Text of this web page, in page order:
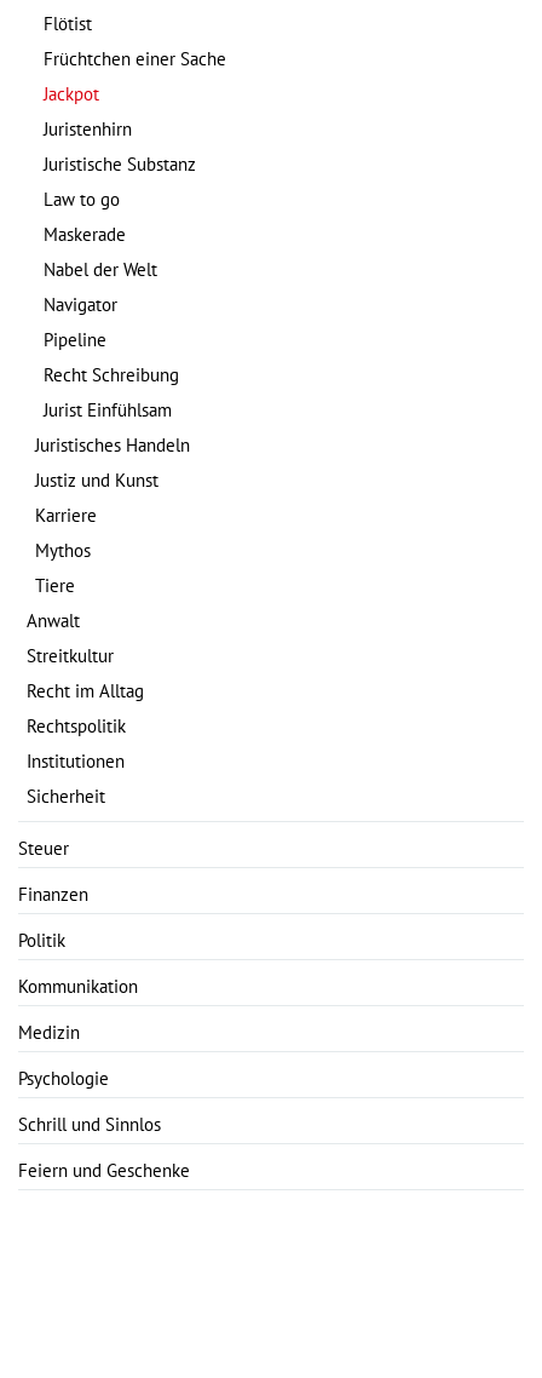
Flötist
Früchtchen einer Sache
Jackpot
Juristenhirn
Juristische Substanz
Law to go
Maskerade
Nabel der Welt
Navigator
Pipeline
Recht Schreibung
Jurist Einfühlsam
Juristisches Handeln
Justiz und Kunst
Karriere
Mythos
Tiere
Anwalt
Streitkultur
Recht im Alltag
Rechtspolitik
Institutionen
Sicherheit
Steuer
Finanzen
Politik
Kommunikation
Medizin
Psychologie
Schrill und Sinnlos
Feiern und Geschenke